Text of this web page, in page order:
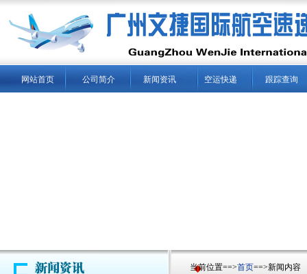
网站首页 公司简介 新闻资讯 空运快递 跟踪查询
当前位置==>首页==>新闻内容